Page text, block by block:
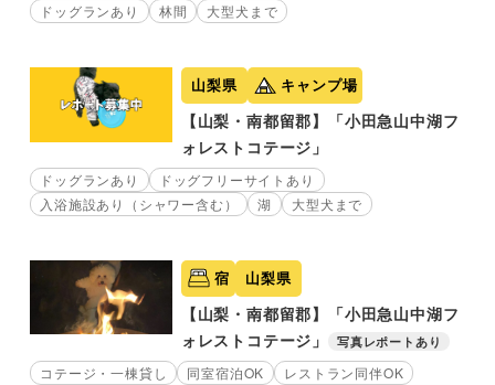
ドッグランあり 林間 大型犬まで
山梨県 キャンプ場
【山梨・南都留郡】「小田急山中湖フ
ォレストコテージ」
ドッグランあり
ドッグフリーサイトあり
入浴施設あり（シャワー含む）
湖 大型犬まで
宿 山梨県
【山梨・南都留郡】「小田急山中湖フ
ォレストコテージ」
写真レポートあり
コテージ・一棟貸し 同室宿泊OK
レストラン同伴OK